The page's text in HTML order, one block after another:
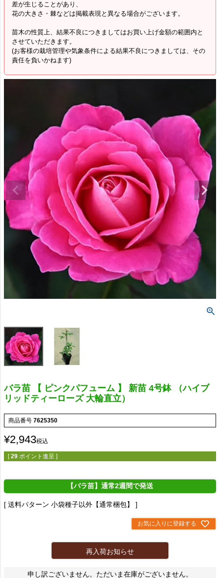
差が生じることがあり、
花の大きさ・棘などは掲載表現と異なる場合がございます。
苗木の性質上、結果不良につきましてはお買い上げ金額の範囲内と
させていただきます。
(お客様の栽培管理や気象条件による結果不良につきましては、その
責任を負いかねます)
バラ苗 【 ピンクパフューム 】 新苗 4号鉢 （ハイブ
リッドティーローズ 大輪直立）
商品番号 7625350
¥2,943税込
[ 29 ポイント進呈 ]
【バラ苗】通常2週間で発送
送料パターン 小袋種子以外【通常梱包】
お気に入りに登録する
再入荷お知らせ
申し訳ございません。ただいま在庫がございません。